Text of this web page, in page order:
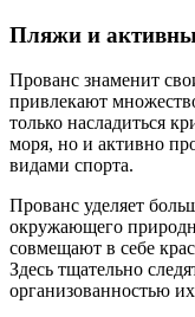
Пляжи и
Прованс знаменит
привлекают
только насладиться
моря, но и активно
видами спорта.
Прованс уделяет
окружающего
совмещают в себе
Здесь тщательно
организованностью